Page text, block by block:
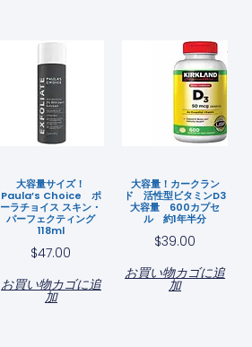
大容量サイズ！
Paula’s Choice ポ
ーラチョイス スキン・
パーフェクティング
118ml
$47.00
お買い物カゴに追
加
大容量！カークラン
ド 活性型ビタミンD3
大容量 600カプセ
ル 約1年半分
$39.00
お買い物カゴに追
加